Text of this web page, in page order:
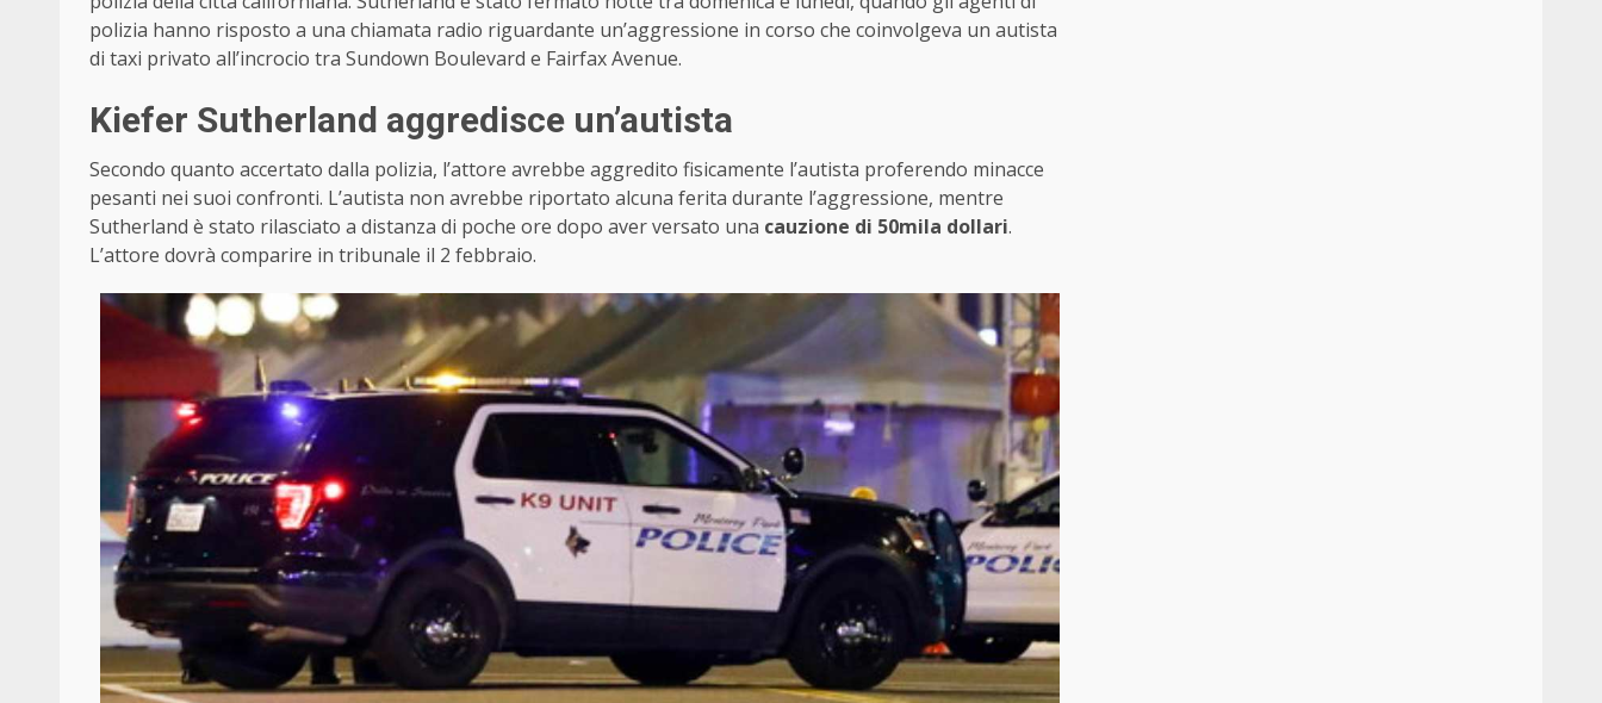
polizia hanno risposto a una chiamata radio riguardante un’aggressione in corso che coinvolgeva un autista
di taxi privato all’incrocio tra Sundown Boulevard e Fairfax Avenue.
Kiefer Sutherland aggredisce un’autista
Secondo quanto accertato dalla polizia, l’attore avrebbe aggredito fisicamente l’autista proferendo minacce
pesanti nei suoi confronti. L’autista non avrebbe riportato alcuna ferita durante l’aggressione, mentre
Sutherland è stato rilasciato a distanza di poche ore dopo aver versato una cauzione di 50mila dollari.
L’attore dovrà comparire in tribunale il 2 febbraio.